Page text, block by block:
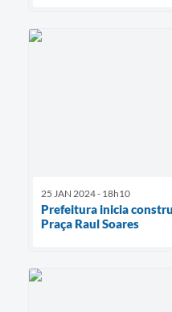
25 JAN 2024 - 18h10
Prefeitura inicia
Praça Raul Soares